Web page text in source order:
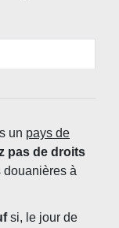
un pays de
pas de droits
douanières à
si, le jour de